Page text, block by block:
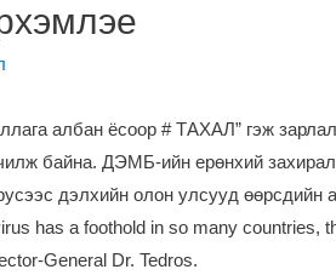
албан ёсоор # ТАХАЛ” гэж
байна. ДЭМБ-ийн ерөнхий
дэлхийн олон улсууд өөрсдийн
has a foothold in so many countries,
General Dr. Tedros.